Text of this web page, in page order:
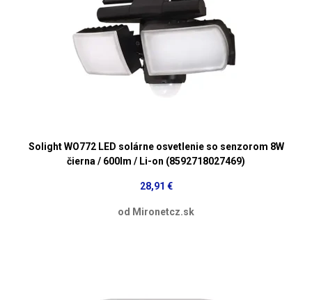
Solight WO772 LED solárne osvetlenie so senzorom 8W
čierna / 600lm / Li-on (8592718027469)
28,91 €
od Mironetcz.sk